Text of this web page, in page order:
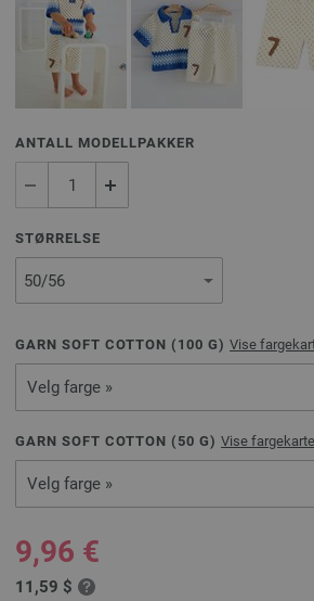
ANTALL MODELLPAKKER
STØRRELSE
GARN SOFT COTTON ( 100 G) Vise
Velg farge »
GARN SOFT COTTON ( 50 G) Vise
Velg farge »
9,96 €
11,59 $